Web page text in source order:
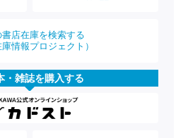
店在庫を検索する
庫情報プロジェクト）
・雑誌を購入する